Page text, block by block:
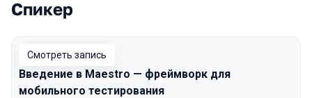
Выступления в сезоне 2025 Spring
Спикер
Смотреть запись
Введение в Maestro — фреймворк для
мобильного тестирования